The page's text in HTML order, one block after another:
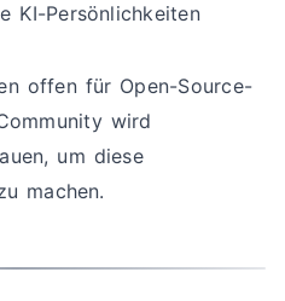
KI-Persönlichkeiten
offen für Open-Source-
wird
um diese
machen.